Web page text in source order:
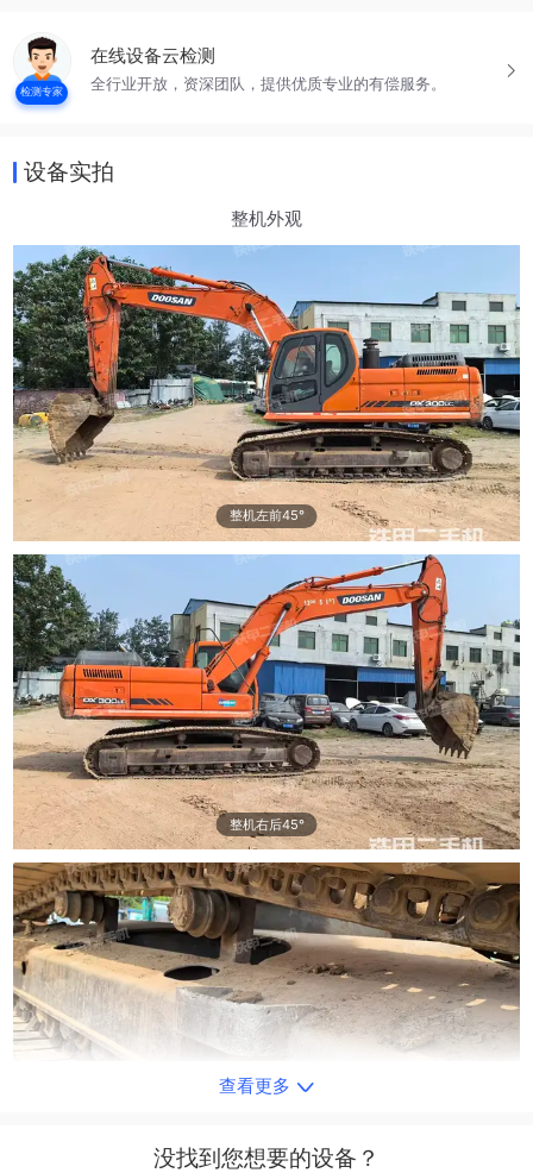
检测专家
在线设备云检测
全行业开放，资深团队，提供优质专业的有偿服务。
设备实拍
整机外观
整机左前45°
整机右后45°
查看更多
没找到您想要的设备？